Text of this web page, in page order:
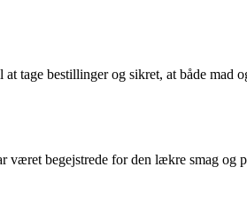
tage bestillinger og sikret, at både
været begejstrede for den lækre smag